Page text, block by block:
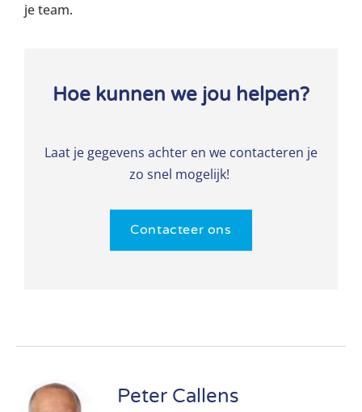
je team.
Hoe kunnen we jou helpen?
Laat je gegevens achter en we contacteren je
zo snel mogelijk!
Contacteer ons
Peter Callens